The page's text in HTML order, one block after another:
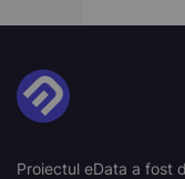
Proiectul eData a fost